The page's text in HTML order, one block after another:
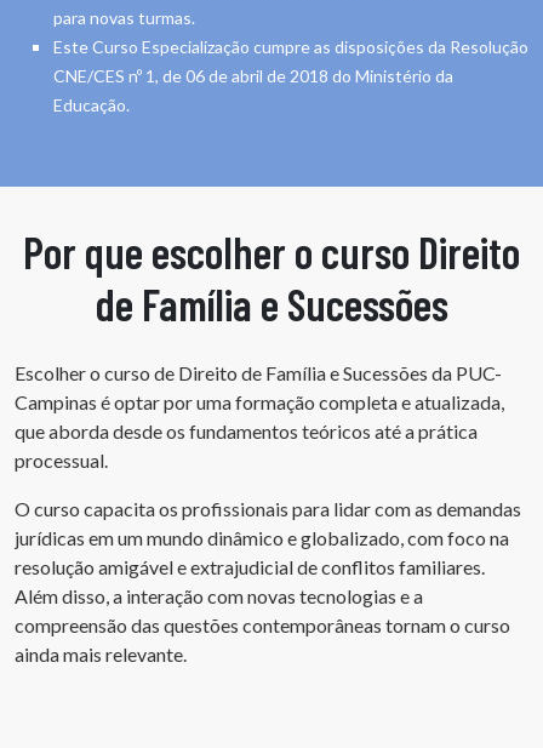
para novas turmas.
Este Curso Especialização cumpre as disposições da Resolução
CNE/CES nº 1, de 06 de abril de 2018 do Ministério da
Educação.
Por que escolher o curso Direito
de Família e Sucessões
Escolher o curso de Direito de Família e Sucessões da PUC-
Campinas é optar por uma formação completa e atualizada,
que aborda desde os fundamentos teóricos até a prática
processual.
O curso capacita os profissionais para lidar com as demandas
jurídicas em um mundo dinâmico e globalizado, com foco na
resolução amigável e extrajudicial de conflitos familiares.
Além disso, a interação com novas tecnologias e a
compreensão das questões contemporâneas tornam o curso
ainda mais relevante.